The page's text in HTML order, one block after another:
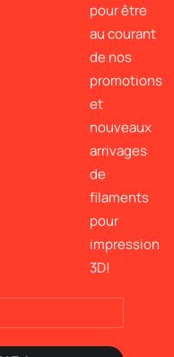
pour être
au courant
de nos
promotions
et
nouveaux
arrivages
de
filaments
pour
impression
3D!